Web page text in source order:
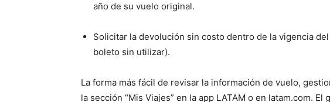
año de su vuelo original.
Solicitar la devolución sin costo dentro de la vigencia
boleto sin utilizar).
La forma más fácil de revisar la información de vuelo,
la sección “Mis Viajes” en la app LATAM o en latam.com.